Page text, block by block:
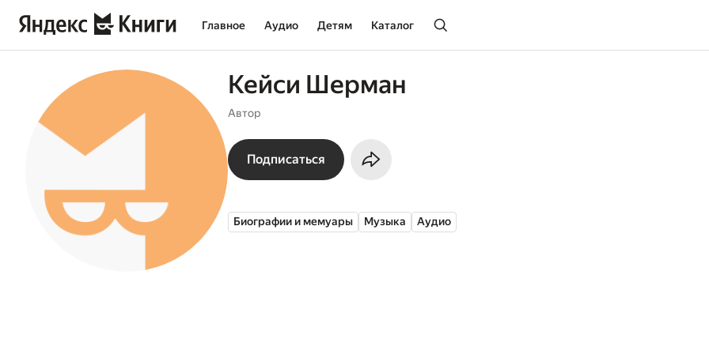
Главное Аудио Детям Каталог
Кейси Шерман
Автор
Подписаться
Биографии и мемуары Музыка Аудио